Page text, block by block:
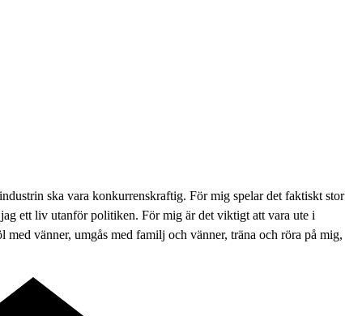
ska vara konkurrenskraftig. För mig spelar det faktiskt stor
ett liv utanför politiken. För mig är det viktigt att vara ute i
med vänner, umgås med familj och vänner, träna och röra på mig,